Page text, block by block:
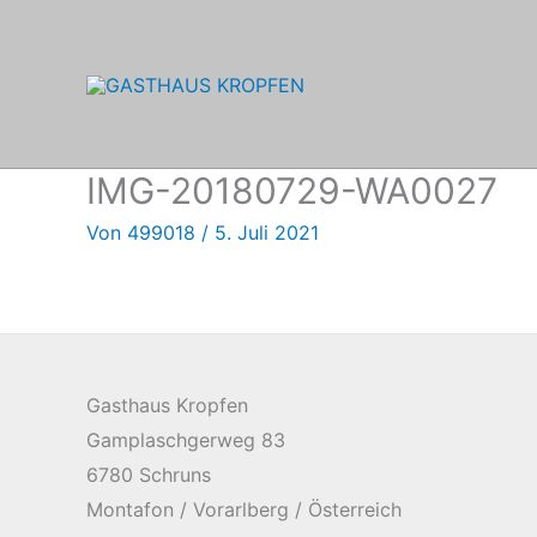
IMG-20180729-WA0027
Von 499018 / 5. Juli 2021
Gasthaus Kropfen
Gamplaschgerweg 83
6780 Schruns
Montafon / Vorarlberg / Österreich